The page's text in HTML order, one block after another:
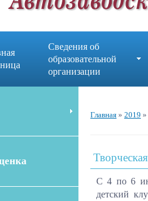
Сведения об
образовательной
организации
Главная » 2019 »
С 4 по 6
детский